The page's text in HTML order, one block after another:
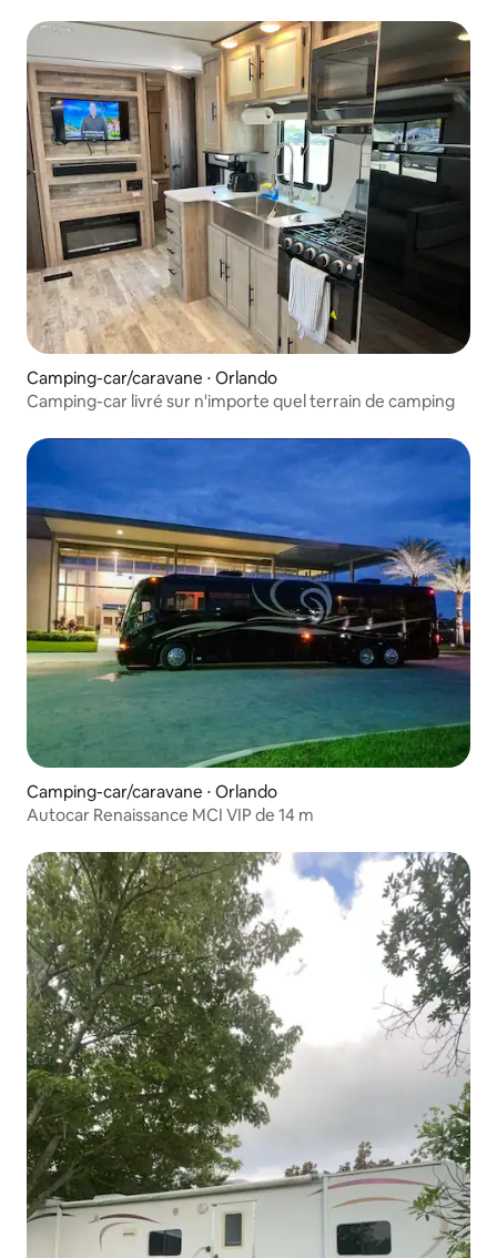
Camping-car/caravane ⋅ Orlando
Camping-car livré sur n'importe quel terrain de camping
Camping-car/caravane ⋅ Orlando
Autocar Renaissance MCI VIP de 14 m